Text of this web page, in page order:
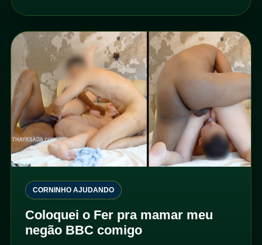
CORNINHO AJUDANDO
Coloquei o Fer pra mamar meu
negão BBC comigo